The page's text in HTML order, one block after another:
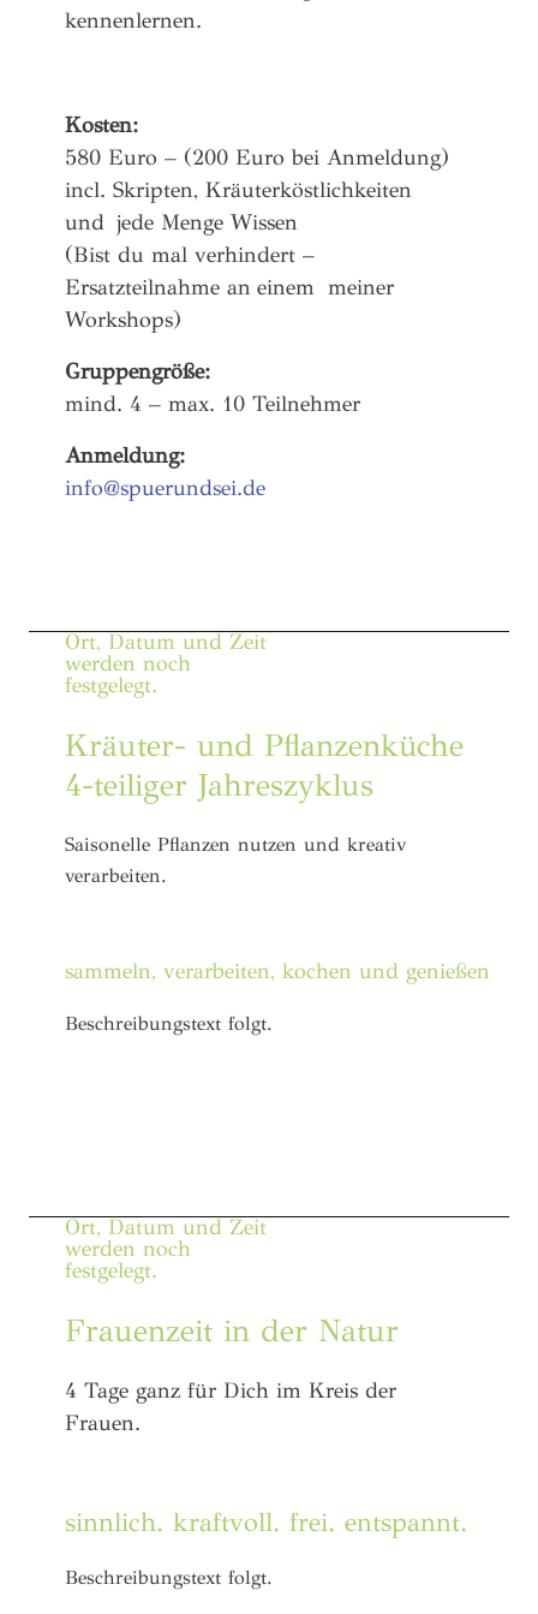
kennenlernen.
Kosten:
580 Euro – (200 Euro bei Anmeldung)
incl. Skripten, Kräuterköstlichkeiten
und jede Menge Wissen
(Bist du mal verhindert –
Ersatzteilnahme an einem meiner
Workshops)
Gruppengröße:
mind. 4 – max. 10 Teilnehmer
Anmeldung:
info@spuerundsei.de
Ort, Datum und Zeit
werden noch
festgelegt.
Kräuter- und Pflanzenküche
4-teiliger Jahreszyklus
Saisonelle Pflanzen nutzen und kreativ
verarbeiten.
sammeln, verarbeiten, kochen und genießen
Beschreibungstext folgt.
Ort, Datum und Zeit
werden noch
festgelegt.
Frauenzeit in der Natur
4 Tage ganz für Dich im Kreis der
Frauen.
sinnlich. kraftvoll. frei. entspannt.
Beschreibungstext folgt.